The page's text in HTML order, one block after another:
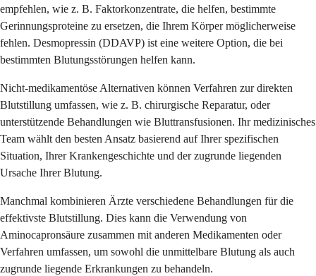
empfehlen, wie z. B. Faktorkonzentrate, die helfen, bestimmte
Gerinnungsproteine zu ersetzen, die Ihrem Körper möglicherweise
fehlen. Desmopressin (DDAVP) ist eine weitere Option, die bei
bestimmten Blutungsstörungen helfen kann.
Nicht-medikamentöse Alternativen können Verfahren zur direkten
Blutstillung umfassen, wie z. B. chirurgische Reparatur, oder
unterstützende Behandlungen wie Bluttransfusionen. Ihr medizinisches
Team wählt den besten Ansatz basierend auf Ihrer spezifischen
Situation, Ihrer Krankengeschichte und der zugrunde liegenden
Ursache Ihrer Blutung.
Manchmal kombinieren Ärzte verschiedene Behandlungen für die
effektivste Blutstillung. Dies kann die Verwendung von
Aminocapronsäure zusammen mit anderen Medikamenten oder
Verfahren umfassen, um sowohl die unmittelbare Blutung als auch
zugrunde liegende Erkrankungen zu behandeln.